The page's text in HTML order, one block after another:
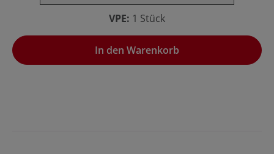
VPE: 1 Stück
In den Warenkorb